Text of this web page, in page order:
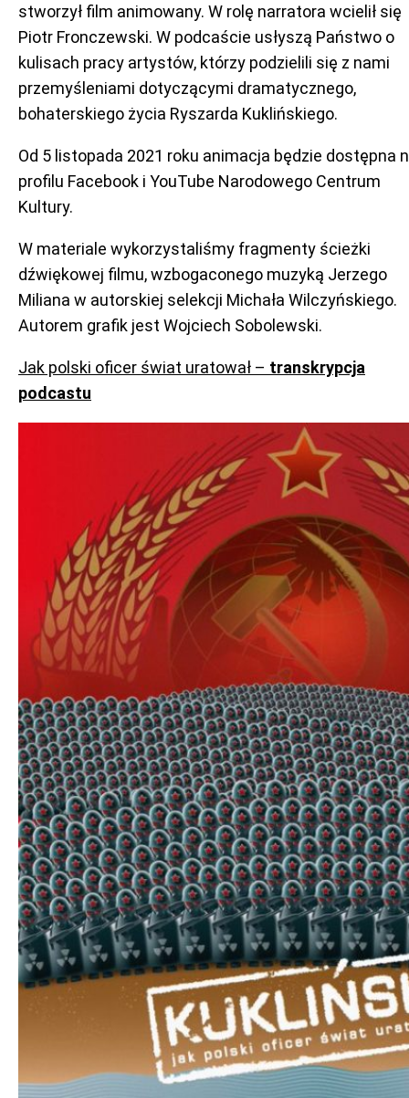
stworzył film animowany. W rolę narratora wcielił się
Piotr Fronczewski. W podcaście usłyszą Państwo o
kulisach pracy artystów, którzy podzielili się z nami
przemyśleniami dotyczącymi dramatycznego,
bohaterskiego życia Ryszarda Kuklińskiego.
Od 5 listopada 2021 roku animacja będzie dostępna
profilu Facebook i YouTube Narodowego Centrum
Kultury.
W materiale wykorzystaliśmy fragmenty ścieżki
dźwiękowej filmu, wzbogaconego muzyką Jerzego
Miliana w autorskiej selekcji Michała Wilczyńskiego.
Autorem grafik jest Wojciech Sobolewski.
Jak polski oficer świat uratował – transkrypcja
podcastu